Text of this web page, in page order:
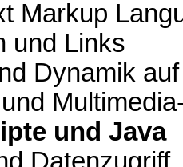
Markup
und Links
Dynamik
und Java
Datenzugriff